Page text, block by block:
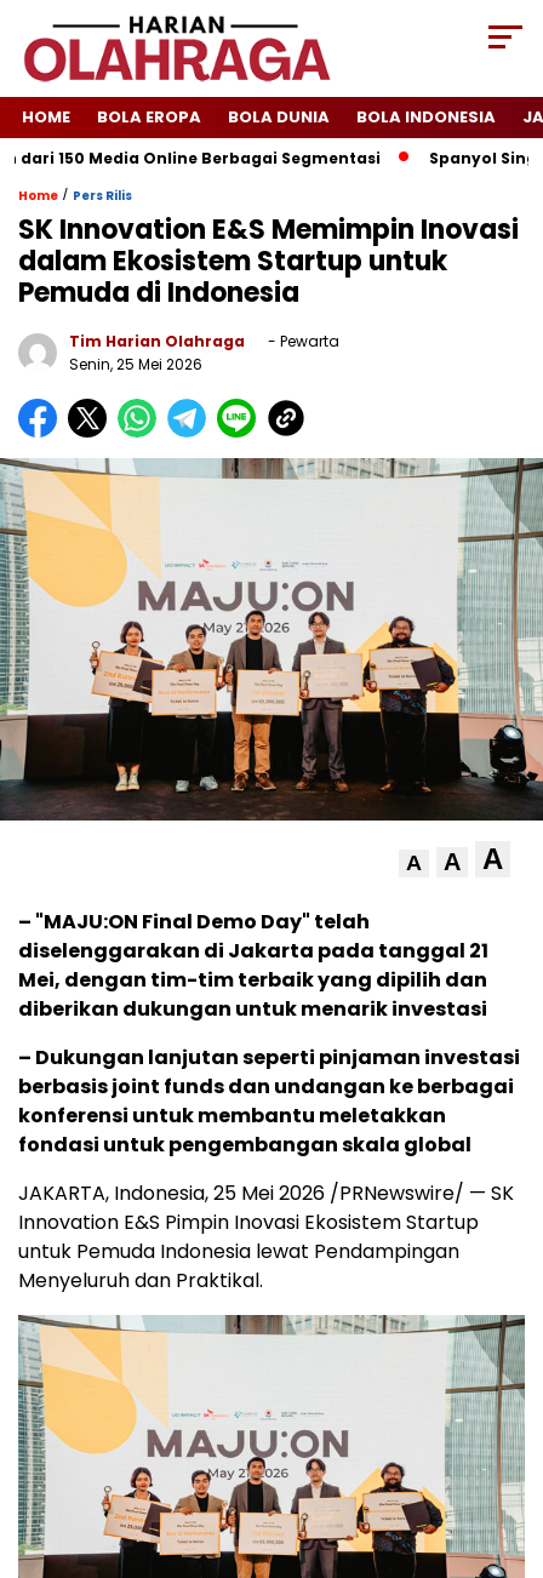
HOME BOLA EROPA BOLA DUNIA BOLA INDONESIA
Media Online Berbagai Segmentasi Spanyol Singkirkan
Home / Pers Rilis
SK Innovation E&S Memimpin Inovasi
dalam Ekosistem Startup untuk
Pemuda di Indonesia
Tim Harian Olahraga
- Pewarta
Senin, 25 Mei 2026
A A A
– "MAJU:ON Final Demo Day" telah
diselenggarakan di Jakarta pada tanggal 21
Mei, dengan tim-tim terbaik yang dipilih dan
diberikan dukungan untuk menarik investasi
– Dukungan lanjutan seperti pinjaman investasi
berbasis joint funds dan undangan ke berbagai
konferensi untuk membantu meletakkan
fondasi untuk pengembangan skala global
JAKARTA, Indonesia,25 Mei 2026 /PRNewswire/ — SK
Innovation E&S Pimpin Inovasi Ekosistem Startup
untuk Pemuda Indonesia lewat Pendampingan
Menyeluruh dan Praktikal.